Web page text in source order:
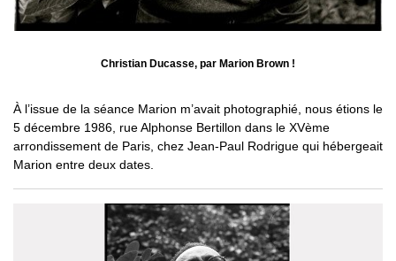
Christian Ducasse, par Marion Brown !
À l’issue de la séance Marion m’avait photographié, nous étions le
5 décembre 1986, rue Alphonse Bertillon dans le XVème
arrondissement de Paris, chez Jean-Paul Rodrigue qui hébergeait
Marion entre deux dates.